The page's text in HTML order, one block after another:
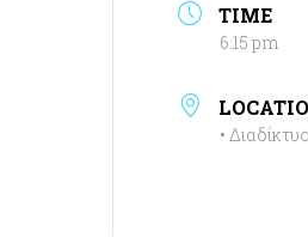
TIME
6:15 pm
• Διαδίκτυο